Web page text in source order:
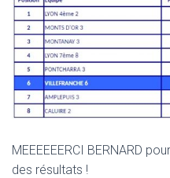
MEEEEEERCI BERNARD
des résultats !